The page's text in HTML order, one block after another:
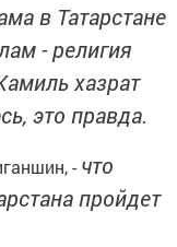
в Татарстане
- религия
хазрат
это правда.
- что
пройдет